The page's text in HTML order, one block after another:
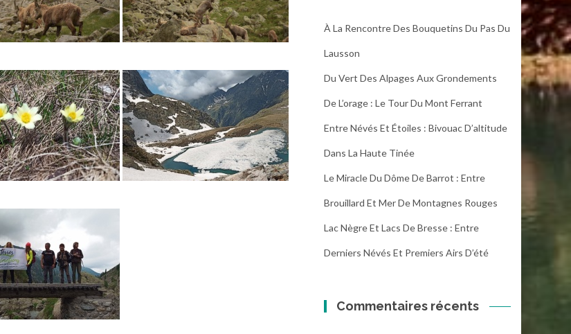
À La Rencontre Des Bouquetins Du Pas Du
Lausson
Du Vert Des Alpages Aux Grondements
De L’orage : Le Tour Du Mont Ferrant
Entre Névés Et Étoiles : Bivouac D’altitude
Dans La Haute Tinée
Le Miracle Du Dôme De Barrot : Entre
Brouillard Et Mer De Montagnes Rouges
Lac Nègre Et Lacs De Bresse : Entre
Derniers Névés Et Premiers Airs D’été
Commentaires récents